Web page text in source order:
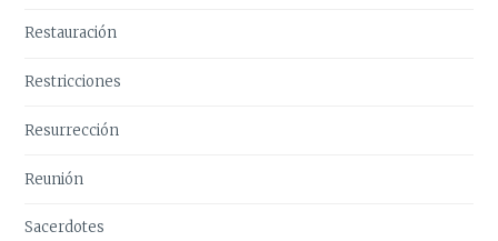
Restauración
Restricciones
Resurrección
Reunión
Sacerdotes